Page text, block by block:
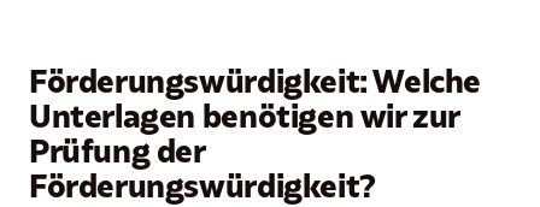
Förderungswürdigkeit: Welche
Unterlagen benötigen wir zur
Prüfung der
Förderungswürdigkeit?